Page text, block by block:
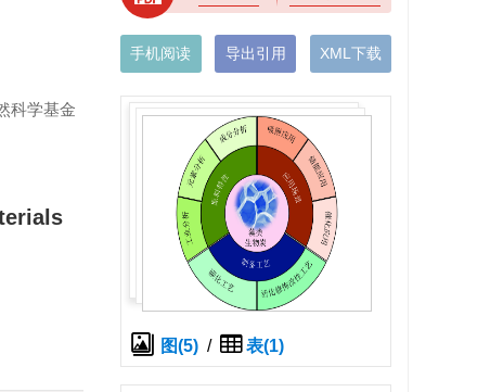
科学基金
手机阅读 导出引用 XML下载
图(5)/ 表(1)